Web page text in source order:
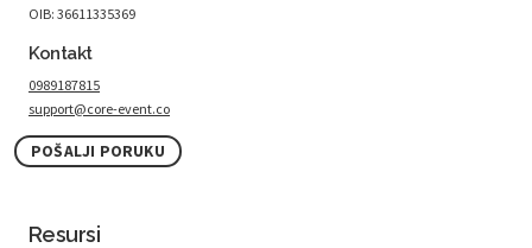
OIB: 36611335369
Kontakt
0989187815
support@core-event.co
POŠALJI PORUKU
Resursi